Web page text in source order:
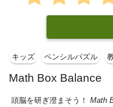
キッズ ペンシルパズル
Math Box Balance
頭脳を研ぎ澄まそう！ Math